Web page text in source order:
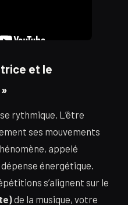
et le
rythmique. L’être
ses mouvements
appelé
énergétique.
s’alignent sur le
de la musique, votre